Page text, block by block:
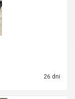
26 dni